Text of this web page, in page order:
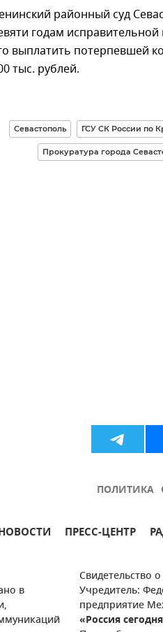
районный суд
годам
выплатить потерпевшей
тыс. рублей.
Севастополь ГСУ СК России по
Прокуратура города
ПОЛИТИКА
ПРЕСС-ЦЕНТР
в
Свидетельство
Учредитель:
предприятие
«Россия